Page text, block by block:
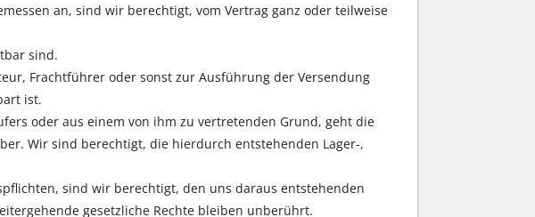
an, sind wir berechtigt, vom Vertrag ganz oder teilweise
sind.
Frachtführer oder sonst zur Ausführung der Versendung
ist.
oder aus einem von ihm zu vertretenden Grund, geht die
Wir sind berechtigt, die hierdurch entstehenden Lager-,
sind wir berechtigt, den uns daraus entstehenden
gesetzliche Rechte bleiben unberührt.